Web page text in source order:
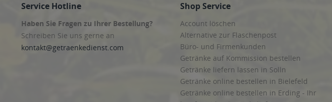
Service Hotline
Haben Sie Fragen zu Ihrer Bestellung?
Schreiben Sie uns gerne an
kontakt@getraenkedienst.com
Shop Service
Account löschen
Alternative zur Flaschenpost
Büro- und Firmenkunden
Getränke auf Kommission bestellen
Getränke liefern lassen in Solln
Getränke online bestellen in Bielefeld
Getränke online bestellen in Erding - Ihr